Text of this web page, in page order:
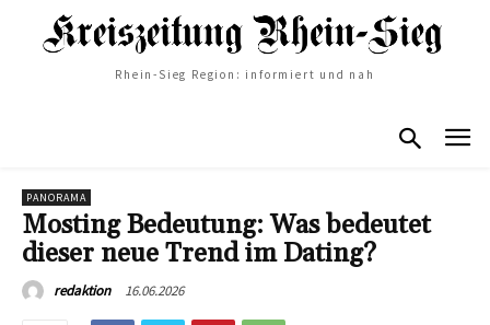
Rhein-Sieg Region: informiert und nah
PANORAMA
Mosting Bedeutung: Was bedeutet
dieser neue Trend im Dating?
redaktion 16.06.2026